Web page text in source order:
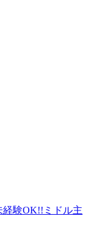
経験OK!!ミドル主